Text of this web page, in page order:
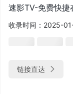
速影TV-免费快捷
收录时间：2025-
链接直达